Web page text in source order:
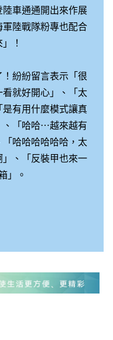
車通通開出來作展
陸戰隊粉專也配合
！
紛紛留言表示「很
就好開心」、「太
有用什麼模式讓真
、「哈哈⋯越來越有
哈哈哈哈哈哈，太
、「反裝甲也來一
」。